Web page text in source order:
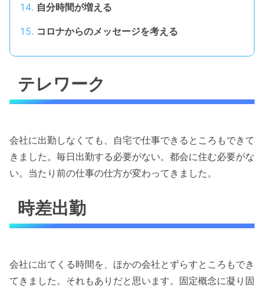
自分時間が増える
コロナからのメッセージを考える
テレワーク
会社に出勤しなくても、自宅で仕事できるところもできて
きました。毎日出勤する必要がない。都会に住む必要がな
い。当たり前の仕事の仕方が変わってきました。
時差出勤
会社に出てくる時間を、ほかの会社とずらすところもでき
てきました。それもありだと思います。固定概念に凝り固